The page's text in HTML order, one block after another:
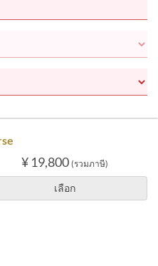
¥ 19,800 (รวมภาษี)
เลือก